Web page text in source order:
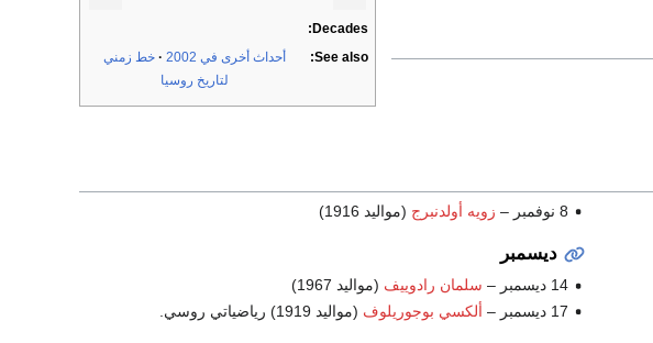
Decades:
See also:
أحداث أخرى في 2002
خط زمني
لتاريخ روسيا
8 نوفمبر – زويه أولدنبرج (مواليد 1916)
ديسمبر
14 ديسمبر – سلمان رادوييف (مواليد 1967)
17 ديسمبر –
ألكسي بوجوريلوف (مواليد 1919) رياضياتي روسي.